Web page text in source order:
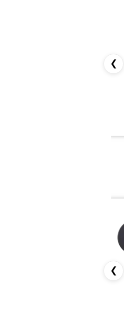
❯
❯